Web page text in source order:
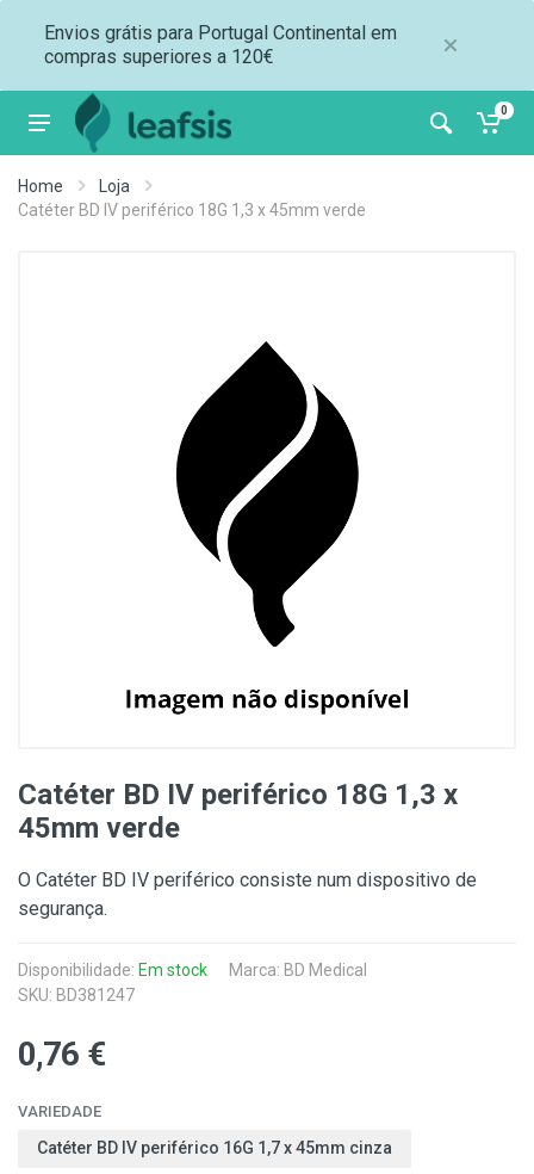
Envios grátis para Portugal Continental em
compras superiores a 120€
0
Home
Loja
Catéter BD IV periférico 18G 1,3 x 45mm verde
Catéter BD IV periférico 18G 1,3 x
45mm verde
O Catéter BD IV periférico consiste num dispositivo de
segurança.
Disponibilidade: Em stock Marca: BD Medical
SKU: BD381247
0,76 €
VARIEDADE
Catéter BD IV periférico 16G 1,7 x 45mm cinza